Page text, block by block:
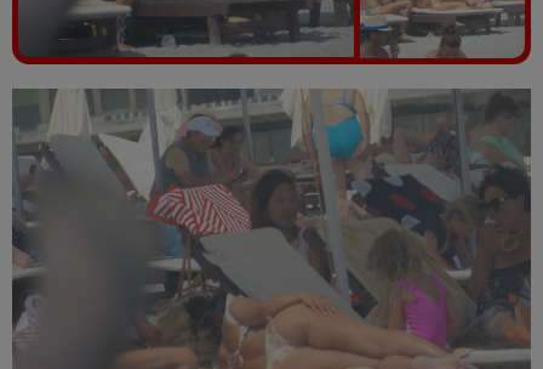
Vezi galeria foto
17 poze